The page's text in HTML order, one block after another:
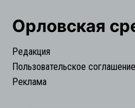
Орловская
Редакция
Пользовательское соглашение
Реклама